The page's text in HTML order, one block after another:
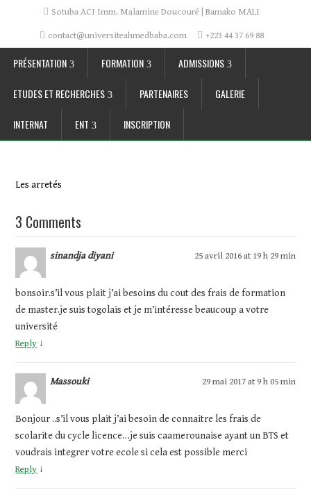
Sotuba ACI Imm. Malamine Doucouré | Bamako MALI
contact@universiteahmedbaba.com +223 44 37 69 88
PRÉSENTATION FORMATION ADMISSIONS
ETUDES ET RECHERCHES PARTENAIRES GALERIE
INTERNAT ENT INSCRIPTION
Les arretés
3 Comments
sinandja diyani 25 avril 2016 at 19 h 29 min
bonsoir.s’il vous plait j’ai besoins du cout des frais de formation
de master.je suis togolais et je m’intéresse beaucoup a votre
université
Reply ↓
Massouki 29 mai 2017 at 9 h 05 min
Bonjour ..s’il vous plait j’ai besoin de connaitre les frais de
scolarite du cycle licence…je suis caamerounaise ayant un BTS et
voudrais integrer votre ecole si cela est possible merci
Reply ↓